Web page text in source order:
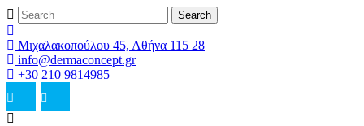
Μιχαλακοπούλου 45, Αθήνα 115 28
info@dermaconcept.gr
+30 210 9814985